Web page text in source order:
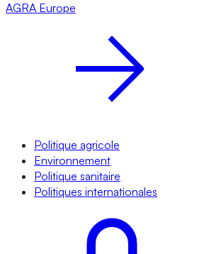
AGRA Europe
Politique agricole
Environnement
Politique sanitaire
Politiques internationales